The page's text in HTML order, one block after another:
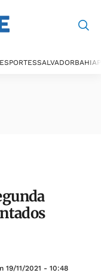
ESPORTESSALVADORBAHIA
19/11/2021 - 10:48